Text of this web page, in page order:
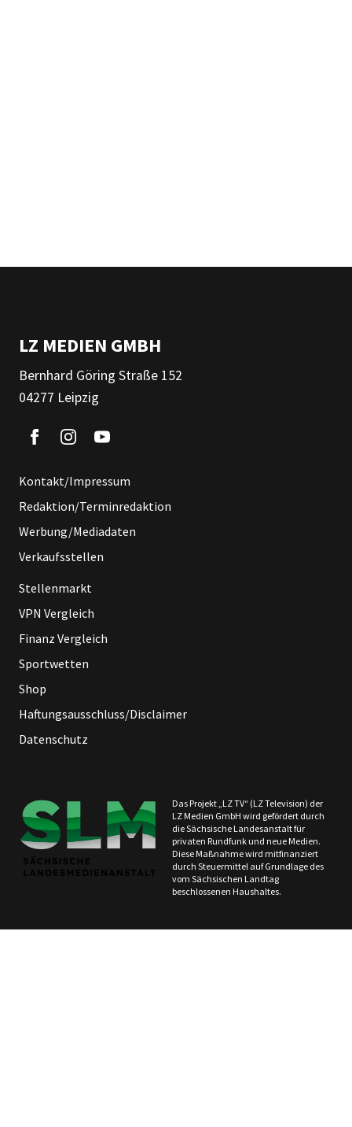
LZ MEDIEN GMBH
Bernhard Göring Straße 152
04277 Leipzig
Kontakt/Impressum
Redaktion/Terminredaktion
Werbung/Mediadaten
Verkaufsstellen
Stellenmarkt
VPN Vergleich
Finanz Vergleich
Sportwetten
Shop
Haftungsausschluss/Disclaimer
Datenschutz
Das Projekt „LZ TV“ (LZ Television) der
LZ Medien GmbH wird gefördert durch
die Sächsische Landesanstalt für
privaten Rundfunk und neue Medien.
Diese Maßnahme wird mitfinanziert
durch Steuermittel auf Grundlage des
vom Sächsischen Landtag
beschlossenen Haushaltes.